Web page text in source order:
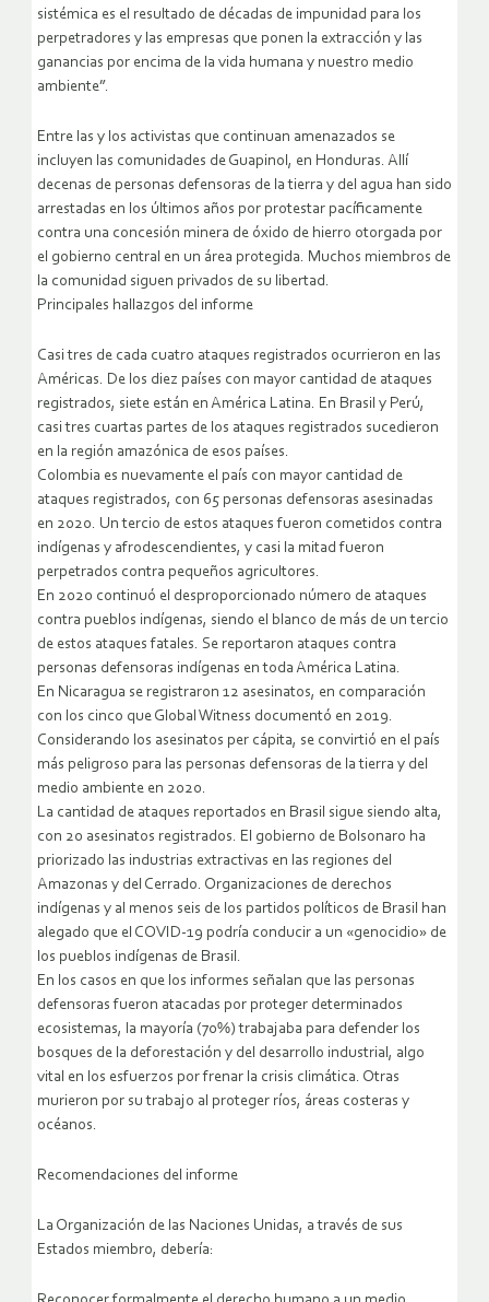
sistémica es el resultado de décadas de impunidad para los
perpetradores y las empresas que ponen la extracción y las
ganancias por encima de la vida humana y nuestro medio
ambiente”.
Entre las y los activistas que continuan amenazados se
incluyen las comunidades de Guapinol, en Honduras. Allí
decenas de personas defensoras de la tierra y del agua han sido
arrestadas en los últimos años por protestar pacíficamente
contra una concesión minera de óxido de hierro otorgada por
el gobierno central en un área protegida. Muchos miembros de
la comunidad siguen privados de su libertad.
Principales hallazgos del informe
Casi tres de cada cuatro ataques registrados ocurrieron en las
Américas. De los diez países con mayor cantidad de ataques
registrados, siete están en América Latina. En Brasil y Perú,
casi tres cuartas partes de los ataques registrados sucedieron
en la región amazónica de esos países.
Colombia es nuevamente el país con mayor cantidad de
ataques registrados, con 65 personas defensoras asesinadas
en 2020. Un tercio de estos ataques fueron cometidos contra
indígenas y afrodescendientes, y casi la mitad fueron
perpetrados contra pequeños agricultores.
En 2020 continuó el desproporcionado número de ataques
contra pueblos indígenas, siendo el blanco de más de un tercio
de estos ataques fatales. Se reportaron ataques contra
personas defensoras indígenas en toda América Latina.
En Nicaragua se registraron 12 asesinatos, en comparación
con los cinco que Global Witness documentó en 2019.
Considerando los asesinatos per cápita, se convirtió en el país
más peligroso para las personas defensoras de la tierra y del
medio ambiente en 2020.
La cantidad de ataques reportados en Brasil sigue siendo alta,
con 20 asesinatos registrados. El gobierno de Bolsonaro ha
priorizado las industrias extractivas en las regiones del
Amazonas y del Cerrado. Organizaciones de derechos
indígenas y al menos seis de los partidos políticos de Brasil han
alegado que el COVID-19 podría conducir a un «genocidio» de
los pueblos indígenas de Brasil.
En los casos en que los informes señalan que las personas
defensoras fueron atacadas por proteger determinados
ecosistemas, la mayoría (70%) trabajaba para defender los
bosques de la deforestación y del desarrollo industrial, algo
vital en los esfuerzos por frenar la crisis climática. Otras
murieron por su trabajo al proteger ríos, áreas costeras y
océanos.
Recomendaciones del informe
La Organización de las Naciones Unidas, a través de sus
Estados miembro, debería: